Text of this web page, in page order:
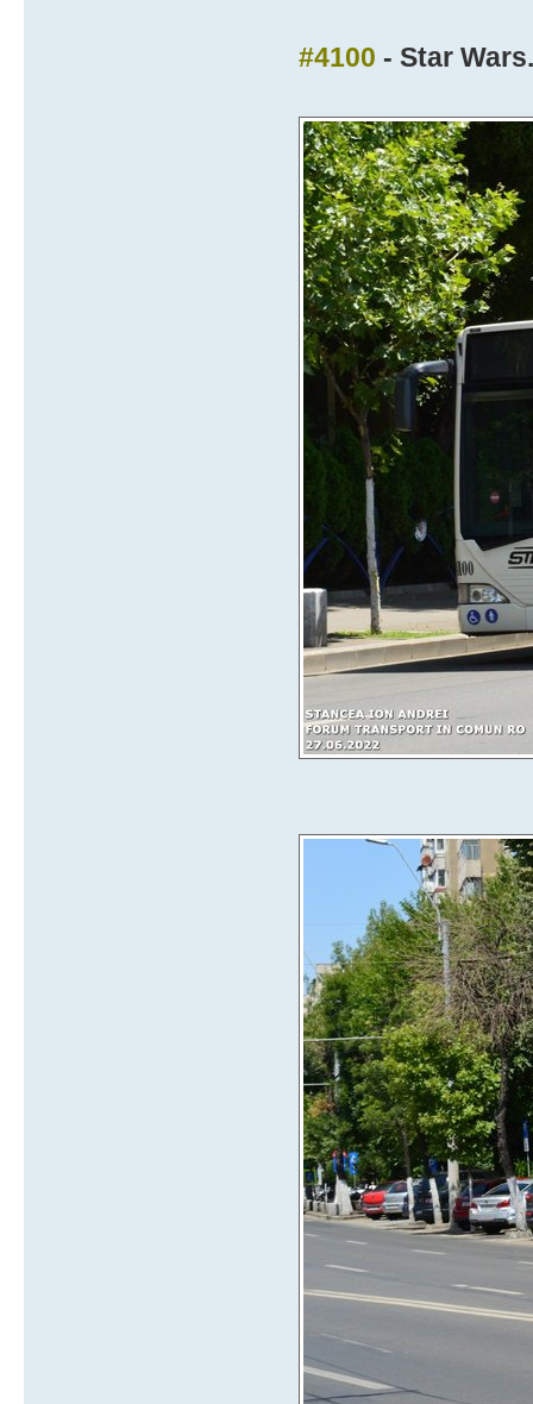
#4100 - Star Wars.